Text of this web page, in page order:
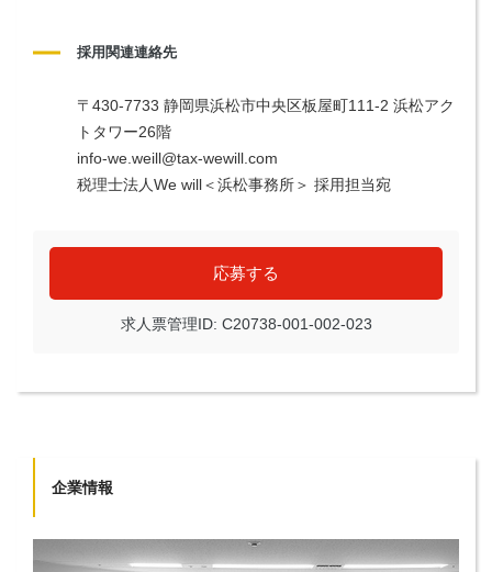
採用関連連絡先
〒430-7733 静岡県浜松市中央区板屋町111-2 浜松アク
トタワー26階
info-we.weill@tax-wewill.com
税理士法人We will＜浜松事務所＞ 採用担当宛
応募する
求人票管理ID: C20738-001-002-023
企業情報